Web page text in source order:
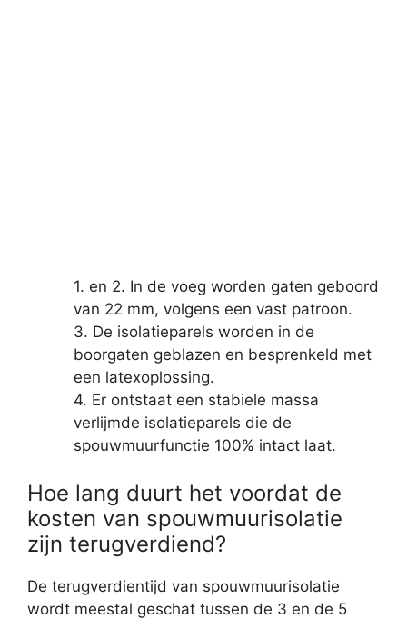
1. en 2. In de voeg worden gaten geboord
van 22 mm, volgens een vast patroon.
3. De isolatieparels worden in de
boorgaten geblazen en besprenkeld met
een latexoplossing.
4. Er ontstaat een stabiele massa
verlijmde isolatieparels die de
spouwmuurfunctie 100% intact laat.
Hoe lang duurt het voordat de
kosten van spouwmuurisolatie
zijn terugverdiend?
De terugverdientijd van spouwmuurisolatie
wordt meestal geschat tussen de 3 en de 5